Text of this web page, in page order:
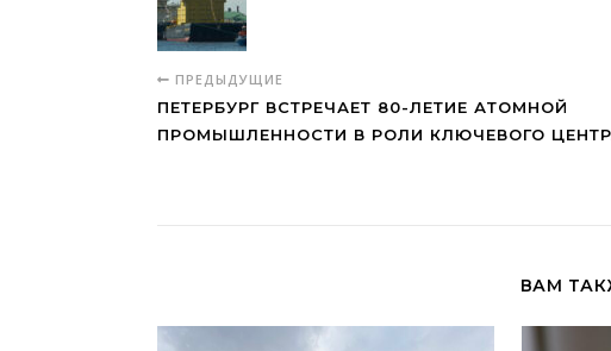
ПРЕДЫДУЩИЕ
ПЕТЕРБУРГ ВСТРЕЧАЕТ 80-ЛЕТИЕ АТОМНОЙ
ПРОМЫШЛЕННОСТИ В РОЛИ КЛЮЧЕВОГО
ВАМ